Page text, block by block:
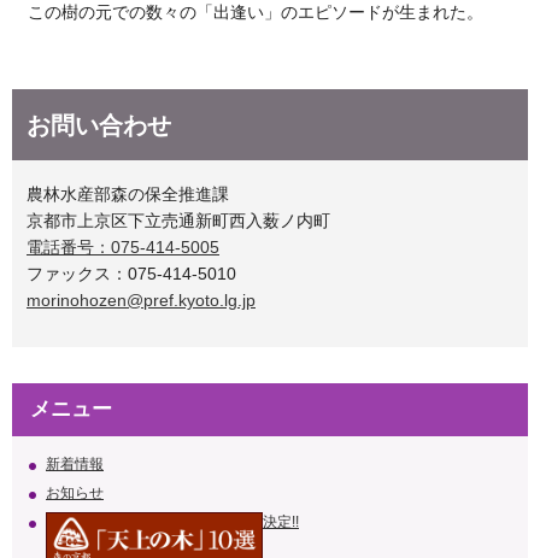
この樹の元での数々の「出逢い」のエピソードが生まれた。
お問い合わせ
農林水産部森の保全推進課
京都市上京区下立売通新町西入薮ノ内町
電話番号：075-414-5005
ファックス：075-414-5010
morinohozen@pref.kyoto.lg.jp
メニュー
新着情報
お知らせ
決定!!